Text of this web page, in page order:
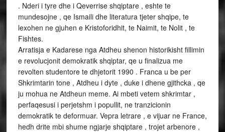
. Nderi i tyre dhe i Qeverrise shqiptare , eshte te
mundesojne , qe Ismaili dhe literatura tjeter shqipe, te
lexohen ne gjuhen e Kristoforidhit, te Naimit, te Nolit , te
Fishtes.
Arratisja e Kadarese nga Atdheu shenon historikisht fillimin
e revolucjonit demokratik shqiptar, qe u finalizua me
revolten studentore te dhjetorit 1990 . Franca u be per
Shkrimtarin tone , Atdheu i dyte , duke i dhene gjithcka , qe
ju mohua ne Atdheun meme. Ai mbeti vetem shkrimtar ,
perfaqesusi i perjetshm i popullit, ne tranzicionin
demokratik te deformuar. Vepra letrare , e vijuar ne France,
hedh drite mbi shume ngjarje shqiptare , trojet arbenore ,